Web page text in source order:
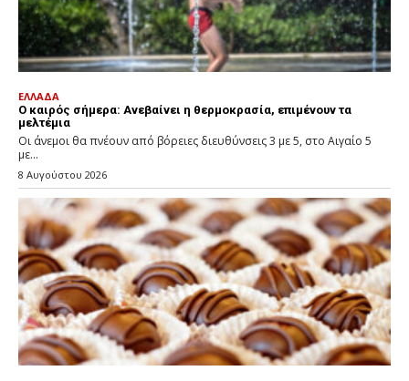
ΕΛΛΑΔΑ
Ο καιρός σήμερα: Ανεβαίνει η θερμοκρασία, επιμένουν τα
μελτέμια
Οι άνεμοι θα πνέουν από βόρειες διευθύνσεις 3 με 5, στο Αιγαίο 5
με...
8 Αυγούστου 2026